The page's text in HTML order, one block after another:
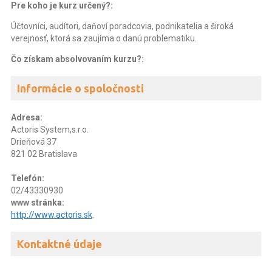
Pre koho je kurz určený?:
Účtovníci, audítori, daňoví poradcovia, podnikatelia a široká
verejnosť, ktorá sa zaujíma o danú problematiku.
Čo získam absolvovaním kurzu?:
Informácie o spoločnosti
Adresa:
Actoris System,s.r.o.
Drieňová 37
821 02 Bratislava
Telefón:
02/43330930
www stránka:
http://www.actoris.sk
Kontaktné údaje